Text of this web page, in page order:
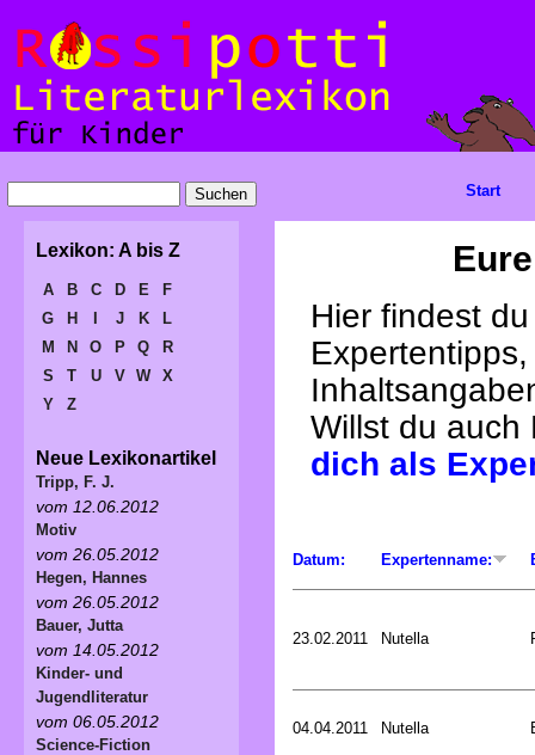
Hier findest
Willst du
dich als
Datum: Expertenname:
23.02.2011 Nutella
04.04.2011 Nutella
Start
Lexikon: A bis Z
A B C D E
F
G
H J K
L
M
N O P Q
R
S
T U V W
X
Y
Z
Neue Lexikonartikel
Tripp, F. J.
vom 12.06.2012
Motiv
vom 26.05.2012
Hegen, Hannes
vom 26.05.2012
Bauer, Jutta
vom 14.05.2012
Kinder- und
Jugendliteratur
vom 06.05.2012
Science-Fiction